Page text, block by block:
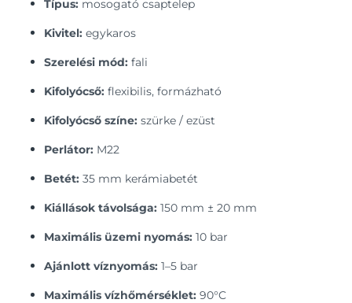
Típus: mosogató csaptelep
Kivitel: egykaros
Szerelési mód: fali
Kifolyócső: flexibilis, formázható
Kifolyócső színe: szürke / ezüst
Perlátor: M22
Betét: 35 mm kerámiabetét
Kiállások távolsága: 150 mm ± 20 mm
Maximális üzemi nyomás: 10 bar
Ajánlott víznyomás: 1–5 bar
Maximális vízhőmérséklet: 90°C